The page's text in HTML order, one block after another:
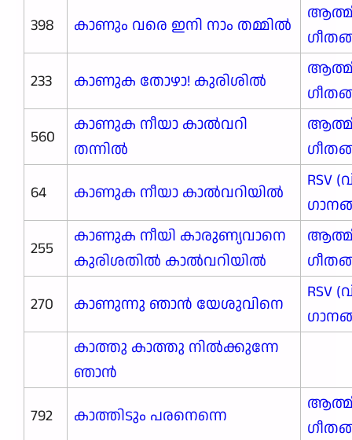
398
കാണും വരെ ഇനി നാം തമ്മിൽ
233
കാണുക തോഴാ! കുരിശിൽ
560
കാണുക നീയാ കാൽവറി
തന്നിൽ
64
കാണുക നീയാ കാല്‍വറിയില്‍
RSV
255
കാണുക നീയി കാരുണ്യവാനെ
കുരിശതിൽ കാൽവറിയിൽ
270
കാണുന്നു ഞാന്‍ യേശുവിനെ
RSV
കാത്തു കാത്തു നിൽക്കുന്നേ
ഞാൻ
792
കാത്തിടും പരനെന്നെ